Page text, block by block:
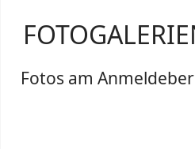
Fotos am